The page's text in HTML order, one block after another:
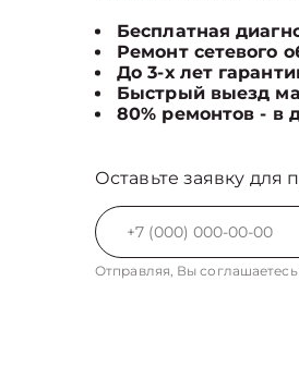
Бесплатная
Ремонт сетевого
До 3-х лет
Быстрый выезд
80% ремонтов - в
Оставьте заявку для
Отправляя, Вы соглашаетесь